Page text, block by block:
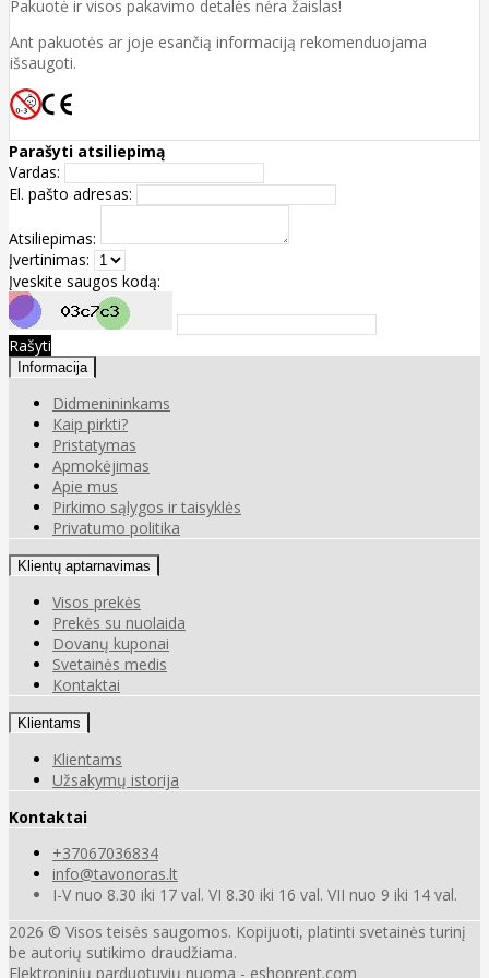
Pakuotė ir visos pakavimo detalės nėra žaislas!
Ant pakuotės ar joje esančią informaciją rekomenduojama
išsaugoti.
Parašyti atsiliepimą
Vardas:
El. pašto adresas:
Atsiliepimas:
Įvertinimas:
Įveskite saugos kodą:
Rašyti
Informacija
Didmenininkams
Kaip pirkti?
Pristatymas
Apmokėjimas
Apie mus
Pirkimo sąlygos ir taisyklės
Privatumo politika
Klientų aptarnavimas
Visos prekės
Prekės su nuolaida
Dovanų kuponai
Svetainės medis
Kontaktai
Klientams
Klientams
Užsakymų istorija
Kontaktai
+37067036834
info@tavonoras.lt
I-V nuo 8.30 iki 17 val. VI 8.30 iki 16 val. VII nuo 9 iki 14 val.
2026 © Visos teisės saugomos. Kopijuoti, platinti svetainės turinį
be autorių sutikimo draudžiama.
Elektroninių parduotuvių nuoma - eshoprent.com